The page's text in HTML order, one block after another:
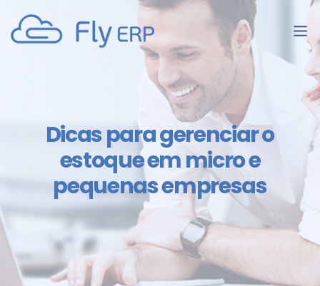
Dicas para gerenciar o
estoque em micro e
pequenas empresas